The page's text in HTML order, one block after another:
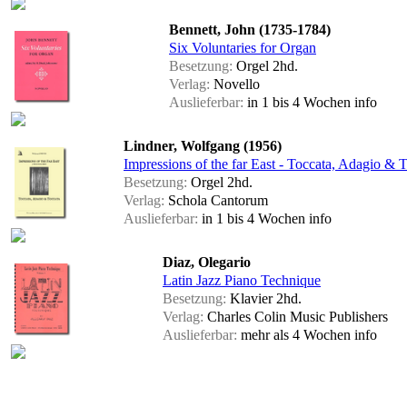
Bennett, John (1735-1784)
Six Voluntaries for Organ
Besetzung: Orgel 2hd.
Verlag: Novello
Auslieferbar: in 1 bis 4 Wochen info
Lindner, Wolfgang (1956)
Impressions of the far East - Toccata, Adagio &
Besetzung: Orgel 2hd.
Verlag: Schola Cantorum
Auslieferbar: in 1 bis 4 Wochen info
Diaz, Olegario
Latin Jazz Piano Technique
Besetzung: Klavier 2hd.
Verlag: Charles Colin Music Publishers
Auslieferbar: mehr als 4 Wochen info